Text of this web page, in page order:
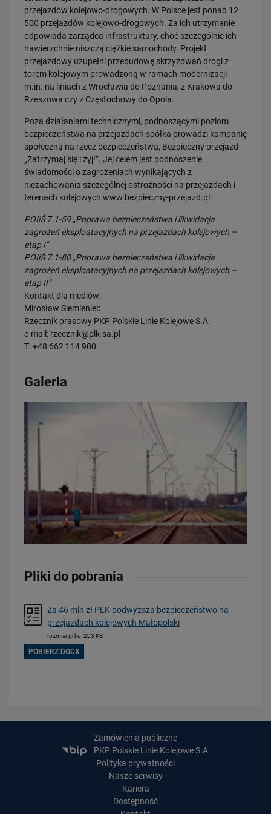
przejazdów kolejowo-drogowych. W Polsce jest ponad 12
500 przejazdów kolejowo-drogowych. Za ich utrzymanie
odpowiada zarządca infrastruktury, choć szczególnie ich
nawierzchnie niszczą ciężkie samochody. Projekt
przejazdowy uzupełni przebudowę skrzyżowań drogi z
torem kolejowym prowadzoną w ramach modernizacji
m.in. na liniach z Wrocławia do Poznania, z Krakowa do
Rzeszowa czy z Częstochowy do Opola.
Poza działaniami technicznymi, podnoszącymi poziom
bezpieczeństwa na przejazdach spółka prowadzi kampanię
społeczną na rzecz bezpieczeństwa, Bezpieczny przejazd –
„Zatrzymaj się i żyj!”. Jej celem jest podnoszenie
świadomości o zagrożeniach wynikających z
niezachowania szczególnej ostrożności na przejazdach i
terenach kolejowych www.bezpieczny-przejazd.pl.
POIiŚ 7.1-59 „Poprawa bezpieczeństwa i likwidacja
zagrożeń eksploatacyjnych na przejazdach kolejowych –
etap I”
POIiŚ 7.1-80 „Poprawa bezpieczeństwa i likwidacja
zagrożeń eksploatacyjnych na przejazdach kolejowych –
etap II”
Kontakt dla mediów:
Mirosław Siemieniec
Rzecznik prasowy PKP Polskie Linie Kolejowe S.A.
e-mail: rzecznik@plk-sa.pl
T: +48 662 114 900
Galeria
Pliki do pobrania
Za 46 mln zł PLK podwyższa bezpieczeństwo na
przejazdach kolejowych Małopolski
rozmiar pliku: 203 KB
POBIERZ DOCX
Wróci ruch pasażerski między Skierniewicami a Czachówkiem - jest
umowa na…
PRZECZYTAJ
21.07.2026
PLK SA, Politechnika Białostocka i Instytut Kolejnictwa łączą siły dla…
PRZECZYTAJ
Dwie bezkolizyjne przeprawy przez tory zrewolucjonizują komunikację
PRZECZYTAJ
Obserwuj nas
Zamówienia publiczne
PKP Polskie Linie Kolejowe S.A.
Polityka prywatności
Nasze serwisy
Kariera
Dostępność